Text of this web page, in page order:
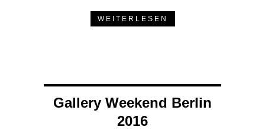
WEITERLESEN
Gallery Weekend Berlin
2016